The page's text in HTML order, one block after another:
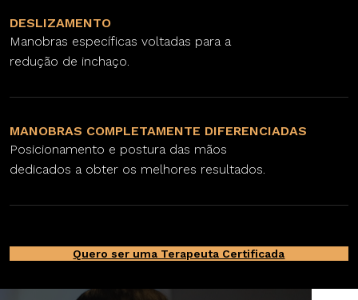
DESLIZAMENTO
Manobras específicas voltadas para a
redução de inchaço.
MANOBRAS COMPLETAMENTE DIFERENCIADAS
Posicionamento e postura das mãos
dedicados a obter os melhores resultados.
Quero ser uma Terapeuta Certificada